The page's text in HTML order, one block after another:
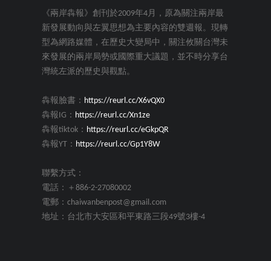
《兩岸犇報》創刊於2009年4月，原為關注兩岸最
新發展動向與左翼思想為主要內容的雙週報。現轉
型為網路媒體，在歷史大變局中，關注攸關台灣未
來發展的兩岸局勢或國際重大議題，並不時分享台
灣統左派的歷史與觀點。
犇報臉書： https://reurl.cc/X6vQX0
犇報IG： https://reurl.cc/Xn1ze
犇報tiktok： https://reurl.cc/eGkpQR
犇報YT： https://reurl.cc/Gp1Y8W
聯繫方式：
電話：＋886-2-27080002
電郵：chaiwanbenpost@gmail.com
地址：台北市大安區和平東路三段49號3樓-4